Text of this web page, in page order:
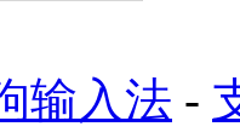
输入法 -